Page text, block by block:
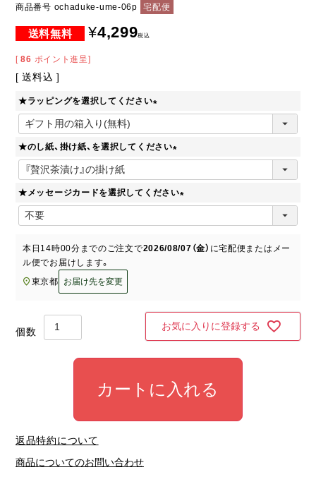
商品番号 ochaduke-ume-06p 宅配便
¥4,299税込
[ 86 ポイント進呈]
送料込
★ラッピングを選択してください
必
須
)
★のし紙、掛け紙、を選択してください
必
須
)
★メッセージカードを選択してください
必
)
本日 14時00分 までのご注文で2026/08/07（金） に宅配便またはメー
ル便でお届けします。
東京都
お届け先を変更
お気に入りに登録する
カートに入れる
返品特約について
商品についてのお問い合わせ